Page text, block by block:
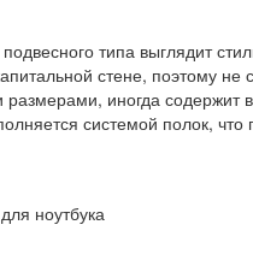
типа выглядит
стене, поэтому не
иногда содержит
системой полок,